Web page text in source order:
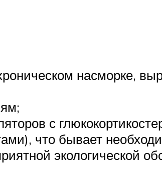
насморке,
с
что бывает
экологической